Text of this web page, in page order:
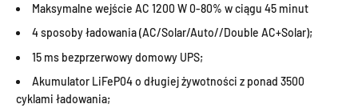
Maksymalne wejście AC 1200 W 0-80% w ciągu 45 minut
4 sposoby ładowania (AC/Solar/Auto//Double AC+Solar);
15 ms bezprzerwowy domowy UPS;
Akumulator LiFeP04 o długiej żywotności z ponad 3500
cyklami ładowania;